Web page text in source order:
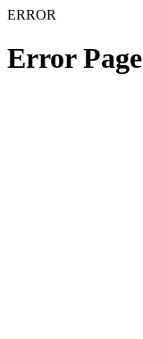
ERROR
Error Page